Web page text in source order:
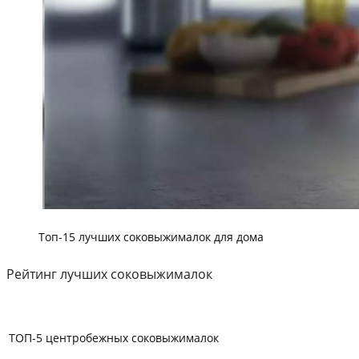
Топ-15 лучших соковыжималок для дома
Рейтинг лучших соковыжималок
ТОП-5 центробежных соковыжималок